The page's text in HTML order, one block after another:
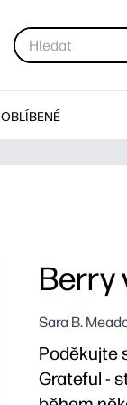
OBLÍBENÉ
Berry
Sara B.
Poděkujte
Grateful -